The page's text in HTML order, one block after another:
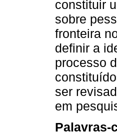
constituir
sobre
fronteira
definir a
processo
ser
em
Palavras-